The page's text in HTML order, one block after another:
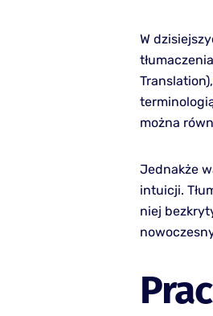
W
można
Jednakże
intuicji.
niej